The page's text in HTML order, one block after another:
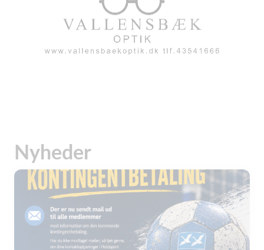
Nyheder